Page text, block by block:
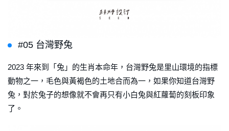
#05 台灣野兔
2023 年來到「兔」的生肖本命年，台灣野兔是里山環境的指標
動物之一，毛色與黃褐色的土地合而為一，如果你知道台灣野
兔，對於兔子的想像就不會再只有小白兔與紅蘿蔔的刻板印象
了。